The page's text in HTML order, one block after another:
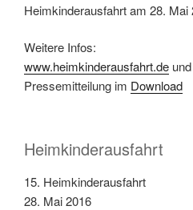
Heimkinderausfahrt am 28. Mai
Weitere Infos:
www.heimkinderausfahrt.de und
Pressemitteilung im Download
Heimkinderausfahrt
15. Heimkinderausfahrt
28. Mai 2016